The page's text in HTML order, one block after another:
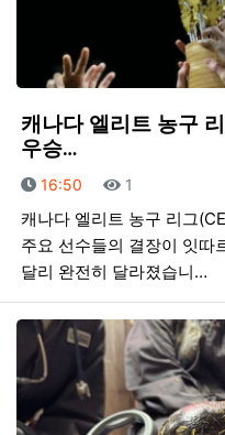
캐나다 엘리트 농구
우승…
등록일
16:50 조회
1
캐나다 엘리트 농구 리그
주요 선수들의 결장이 잇따
달리 완전히 달라졌습니…